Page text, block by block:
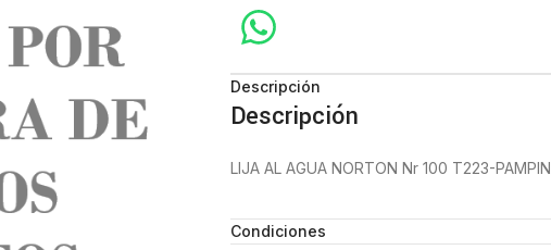
Descripción
Descripción
LIJA AL AGUA NORTON Nr 100 T223-PAMPIN
Condiciones